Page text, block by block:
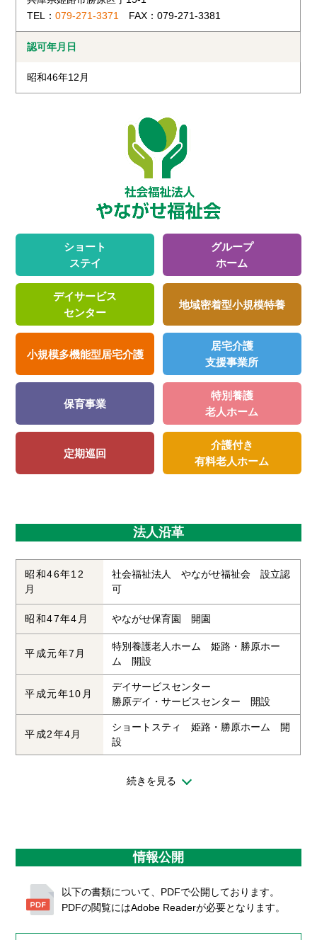
TEL：079-271-3371 FAX：079-271-3381
認可年月日
昭和46年12月
ショート
ステイ
グループ
ホーム
デイサービス
センター
地域密着型小規模特養
小規模多機能型居宅介護
居宅介護
支援事業所
保育事業
特別養護
老人ホーム
定期巡回
介護付き
有料老人ホーム
法人沿革
昭和46年12
月
社会福祉法人 やながせ福祉会 設立認
可
昭和47年4月 やながせ保育園 開園
平成元年7月
特別養護老人ホーム 姫路・勝原ホー
ム 開設
平成元年10月
デイサービスセンター
勝原デイ・サービスセンター 開設
平成2年4月
ショートスティ 姫路・勝原ホーム 開
設
続きを見る
情報公開
以下の書類について、PDFで公開しております。
PDFの閲覧にはAdobe Readerが必要となります。